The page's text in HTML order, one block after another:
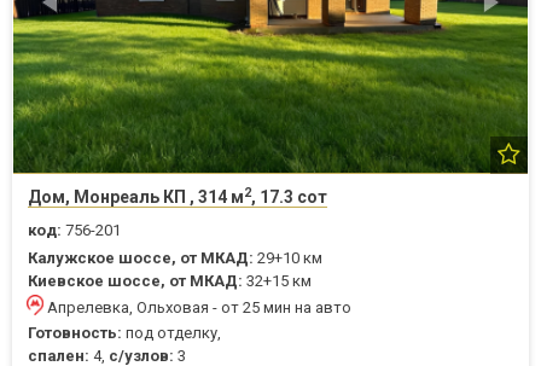
Дом, Монреаль КП , 314 м2, 17.3 сот
код: 756-201
Калужское шоссе, от МКАД: 29+10 км
Киевское шоссе, от МКАД: 32+15 км
Апрелевка, Ольховая - от 25 мин на авто
Готовность: под отделку,
спален: 4, с/узлов: 3